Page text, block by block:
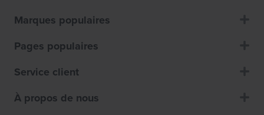
Marques populaires
Pages populaires
Service client
À propos de nous